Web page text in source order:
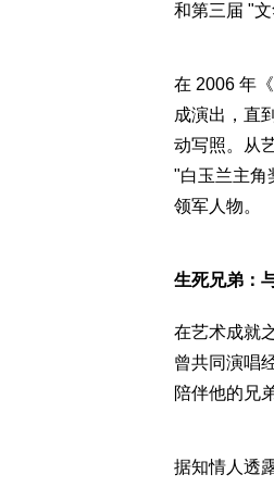
和第三届 "文
在 2006 年
成演出，直
动写照。从
"白玉兰主角
领军人物。
生死兄弟：
在艺术成就
曾共同演唱
陪伴他的兄
据知情人透